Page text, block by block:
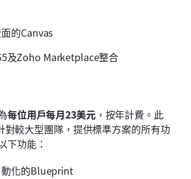
的Canvas
及Zoho Marketplace整合
每位用戶每月23美元，按年計費。此
對較大型團隊，提供標準方案的所有功
下功能：
動化的Blueprint